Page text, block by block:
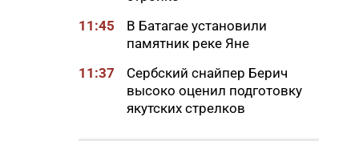
11:45
В Батагае установили
памятник реке Яне
11:37
Сербский снайпер Берич
высоко оценил подготовку
якутских стрелков